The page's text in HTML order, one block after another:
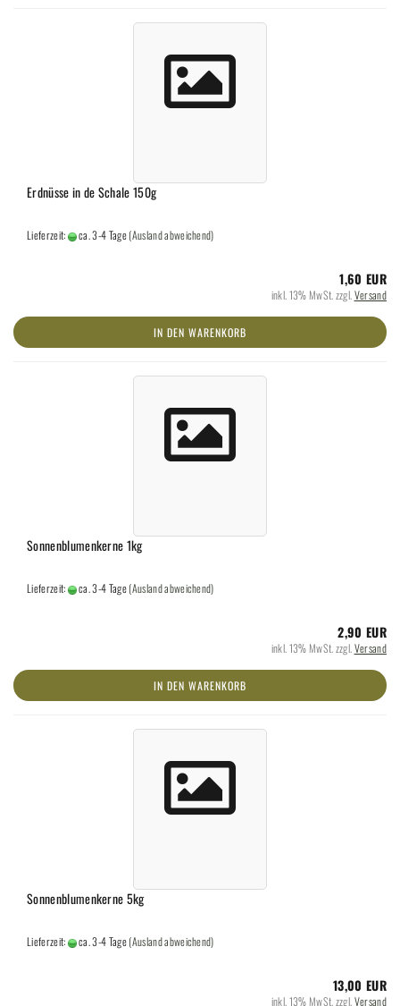
Erdnüsse in de Schale 150g
Lieferzeit: ca. 3-4 Tage(Ausland abweichend)
1,60 EUR
inkl. 13% MwSt. zzgl.Versand
IN DEN WARENKORB
Sonnenblumenkerne 1kg
Lieferzeit: ca. 3-4 Tage(Ausland abweichend)
2,90 EUR
inkl. 13% MwSt. zzgl.Versand
IN DEN WARENKORB
Sonnenblumenkerne 5kg
Lieferzeit: ca. 3-4 Tage(Ausland abweichend)
13,00 EUR
inkl. 13% MwSt. zzgl.Versand